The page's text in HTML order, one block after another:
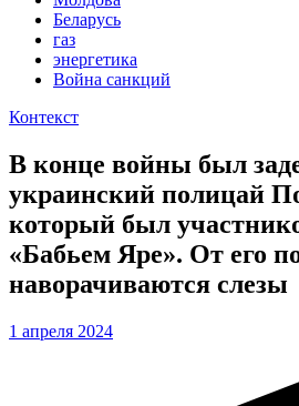
Беларусь
газ
энергетика
Война санкций
Контекст
В конце войны был
украинский полицай
который был
«Бабьем Яре». От его
наворачиваются слезы
1 апреля 2024